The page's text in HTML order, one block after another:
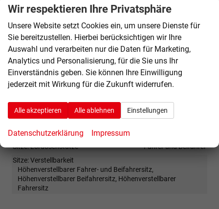
Durchlademöglichkeit
Fensterheber
elektrisch 4-fach
Innenraumfilter
vorhanden
Klimatisierung
Klimaautomatik, 2-Zonen-Klimaautomatik
Laderaumabdeckung
Lenkrad
in Leder, höhenverstellbar, mit Multifunktionen, mit
Lenkradheizung, mit Schaltwippen
Sitze
Sitzheizung
Sitze: Lordosenstütze
Fahrer und Beifahrer
Sitze: Verstellbarkeit
Höhenverstellbarer Fahrer- und Beifahrersitz,
Höhenverstellbarer Beifahrersitz, Höhenverstellbarer
Fahrersitz
Wir respektieren Ihre Privatsphäre
Unsere Website setzt Cookies ein, um unsere Dienste für
Sie bereitzustellen. Hierbei berücksichtigen wir Ihre
Auswahl und verarbeiten nur die Daten für Marketing,
Analytics und Personalisierung, für die Sie uns Ihr
Einverständnis geben. Sie können Ihre Einwilligung
jederzeit mit Wirkung für die Zukunft widerrufen.
Alle akzeptieren Alle ablehnen Einstellungen
Datenschutzerklärung Impressum